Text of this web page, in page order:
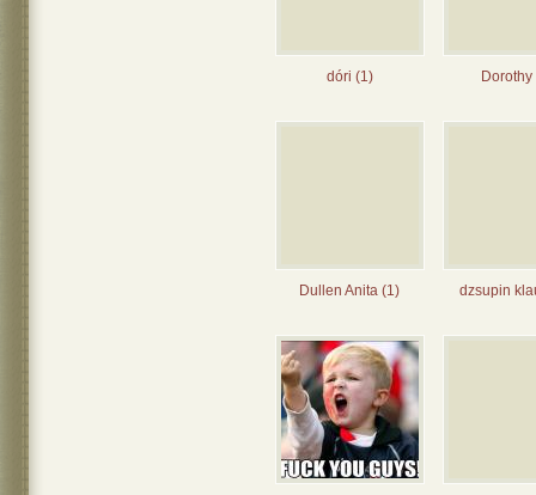
dóri (1) Dorothy
Dullen Anita (1) dzsupin